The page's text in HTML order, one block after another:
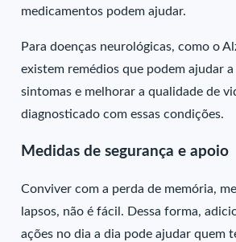
medicamentos podem ajudar.
Para doenças neurológicas, como o
existem remédios que podem ajudar
sintomas e melhorar a qualidade de
diagnosticado com essas condições.
Medidas de segurança e apoio
Conviver com a perda de memória,
lapsos, não é fácil. Dessa forma,
ações no dia a dia pode ajudar quem